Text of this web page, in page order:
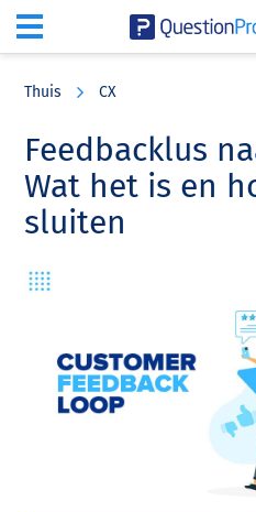
content
sidebar
Thuis CX
Feedbacklus
Wat het is en
sluiten